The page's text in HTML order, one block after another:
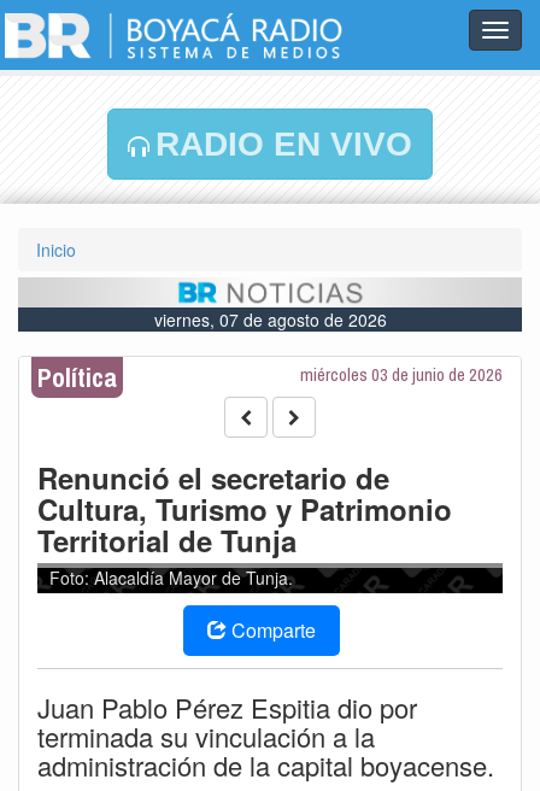
RADIO EN VIVO
Inicio
viernes, 07 de agosto de 2026
Política miércoles 03 de junio de 2026
Renunció el secretario de
Cultura, Turismo y Patrimonio
Territorial de Tunja
Foto: Alacaldía Mayor de Tunja.
Comparte
Juan Pablo Pérez Espitia dio por
terminada su vinculación a la
administración de la capital boyacense.